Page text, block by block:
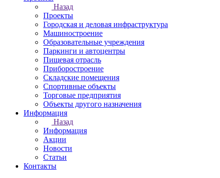
Назад
Проекты
Городская и деловая инфраструктура
Машиностроение
Образовательные учреждения
Паркинги и автоцентры
Пищевая отрасль
Приборостроение
Складские помещения
Спортивные объекты
Торговые предприятия
Объекты другого назначения
Информация
Назад
Информация
Акции
Новости
Статьи
Контакты